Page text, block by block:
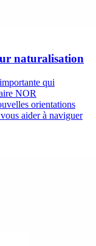
naturalisation
qui
NOR
orientations
aider à naviguer